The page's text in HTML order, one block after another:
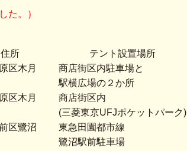
た。）
住所
テント設置場所
区木月
商店街区内駐車場と
駅横広場の２か所
区木月
商店街区内
(三菱東京UFJポケットパーク)
区鷺沼
東急田園都市線
鷺沼駅前駐車場